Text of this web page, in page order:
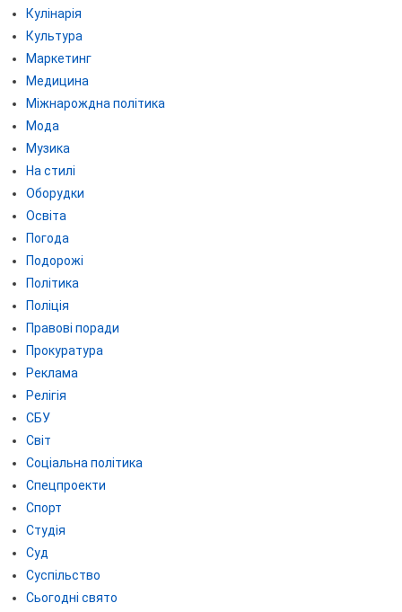
Кулінарія
Культура
Маркетинг
Медицина
Міжнарождна політика
Мода
Музика
На стилі
Оборудки
Освіта
Погода
Подорожі
Політика
Поліція
Правові поради
Прокуратура
Реклама
Релігія
СБУ
Світ
Соціальна політика
Спецпроекти
Спорт
Студія
Суд
Суспільство
Сьогодні свято